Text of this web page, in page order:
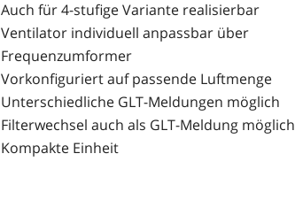
Auch für 4-stufige Variante realisierbar
Ventilator individuell anpassbar über
Frequenzumformer
Vorkonfiguriert auf passende Luftmenge
Unterschiedliche GLT-Meldungen möglich
Filterwechsel auch als GLT-Meldung möglich
Kompakte Einheit